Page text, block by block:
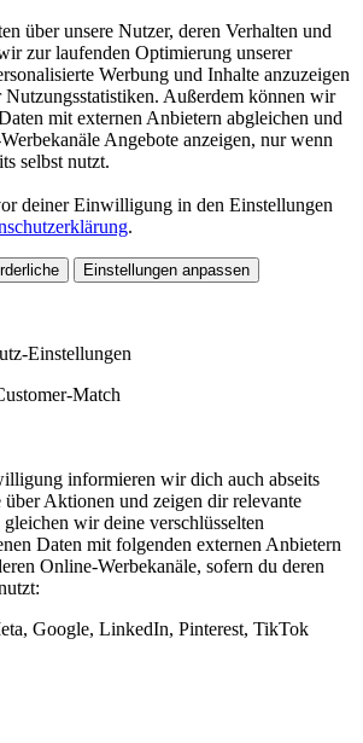
über unsere Nutzer, deren Verhalten und
zur laufenden Optimierung unserer
Werbung und Inhalte anzuzeigen
Außerdem können wir
mit externen Anbietern abgleichen und
Angebote anzeigen, nur wenn
selbst nutzt.
deiner Einwilligung in den Einstellungen
.
Einstellungen anpassen
Einstellungen
Match
informieren wir dich auch abseits
über Aktionen und zeigen dir relevante
wir deine verschlüsselten
Daten mit folgenden externen Anbietern
Online-Werbekanäle, sofern du deren
Google, LinkedIn, Pinterest, TikTok